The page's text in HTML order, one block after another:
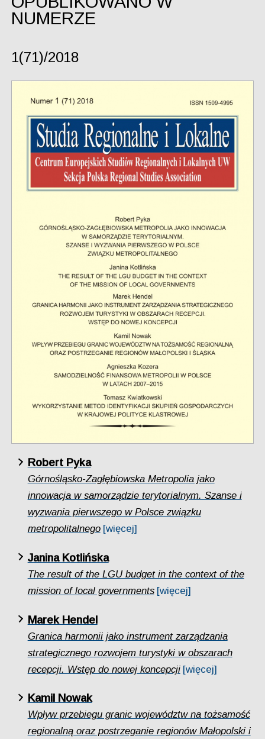
NUMERZE
1(71)/2018
Robert Pyka
Górnośląsko-Zagłębiowska Metropolia jako
innowacja w samorządzie terytorialnym. Szanse i
wyzwania pierwszego w Polsce związku
metropolitalnego [więcej]
Janina Kotlińska
The result of the LGU budget in the context of the
mission of local governments [więcej]
Marek Hendel
Granica harmonii jako instrument zarządzania
strategicznego rozwojem turystyki w obszarach
recepcji. Wstęp do nowej koncepcji [więcej]
Kamil Nowak
Wpływ przebiegu granic województw na tożsamość
regionalną oraz postrzeganie regionów Małopolski i